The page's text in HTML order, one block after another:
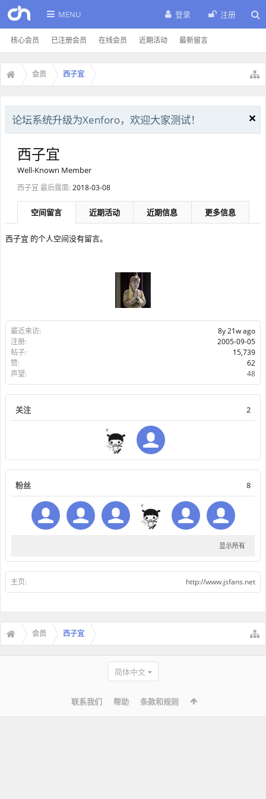
MENU
核心会员 已注册会员 在线会员 近期活动 最新留言
登录 注册
会员 西子宜
论坛系统升级为Xenforo，欢迎大家测试！
最近来访:
8y 21w ago
注册:
2005-09-05
帖子:
15,739
赞:
62
声望:
48
关注 2
粉丝 8
显示所有
主页: http://www.jsfans.net
西子宜
Well-Known Member
西子宜 最后露面: 2018-03-08
空间留言 近期活动 近期信息 更多信息
西子宜 的个人空间没有留言。
会员 西子宜
简体中文
联系我们 帮助 条款和规则